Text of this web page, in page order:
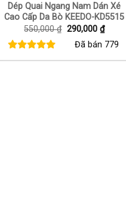
Dép Quai Ngang Nam Dán Xé
Cao Cấp Da Bò KEEDO-KD5515
550,000₫ Giá
290,000 ₫Giá
hiện
tại
Đã bán 779